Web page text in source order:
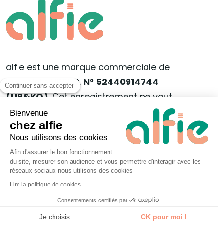
alfie est une marque commerciale de
la société UP&KO. N° 52440914744
(UP&KO). Cet enregistrement ne vaut
pas agrément de l’état.
144, rue Bellamy 44000 Nantes
bonjour@alfieformation.com
02 55 99 46 86
Continuer sans accepter
Bienvenue
chez alfie
Nous utilisons des cookies
Afin d'assurer le bon fonctionnement
du site, mesurer son audience et vous permettre d'interagir avec les
réseaux sociaux nous utilisons des cookies
Lire la politique de cookies
Consentements certifiés par
Je choisis OK pour moi !